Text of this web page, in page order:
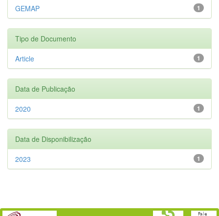
1
GEMAP
Tipo de Documento
1
Article
Data de Publicação
1
2020
Data de Disponibilização
1
2023